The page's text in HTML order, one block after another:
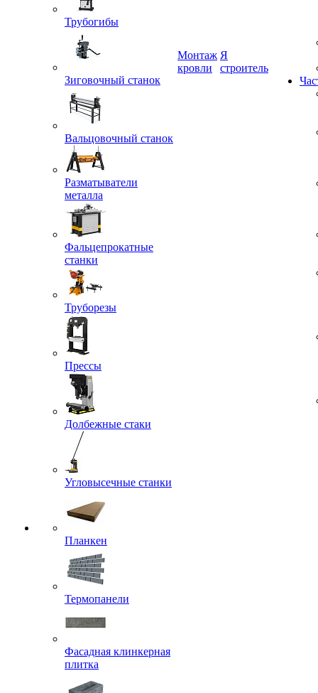
Трубогибы
Зиговочный станок
Вальцовочный станок
Разматыватели
металла
Фальцепрокатные
станки
Труборезы
Прессы
Долбежные стаки
Угловысечные станки
Планкен
Термопанели
Фасадная клинкерная
плитка
Монтаж
Я